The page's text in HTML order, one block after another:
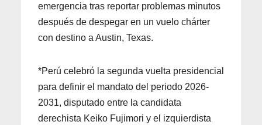
emergencia tras reportar problemas minutos
después de despegar en un vuelo chárter
con destino a Austin, Texas.
*Perú celebró la segunda vuelta presidencial
para definir el mandato del periodo 2026-
2031, disputado entre la candidata
derechista Keiko Fujimori y el izquierdista